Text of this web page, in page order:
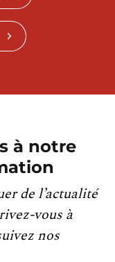
à notre
de l’actualité
vous à
nos